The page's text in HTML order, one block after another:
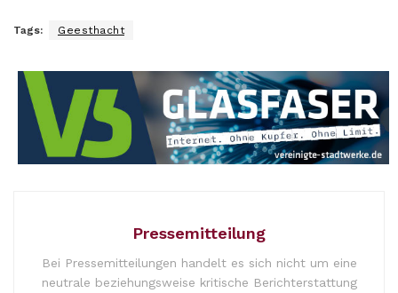
Tags: Geesthacht
Pressemitteilung
Bei Pressemitteilungen handelt es sich nicht um eine
neutrale beziehungsweise kritische Berichterstattung